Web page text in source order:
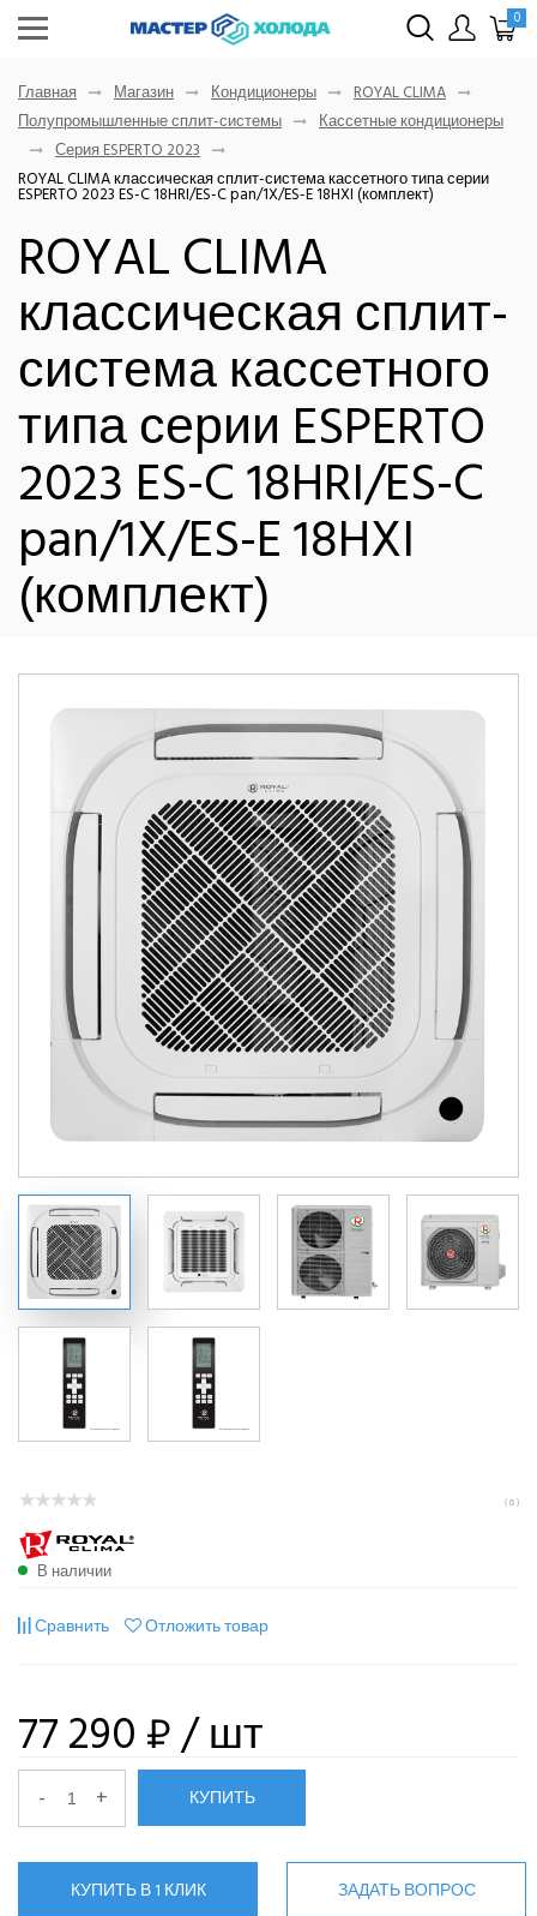
0
Главная Магазин Кондиционеры
ROYAL CLIMA
Полупромышленные сплит-системы
Кассетные кондиционеры
Серия ESPERTO 2023
ROYAL CLIMA классическая сплит-система кассетного типа серии
ESPERTO 2023 ES-C 18HRI/ES-C pan/1X/ES-E 18HXI (комплект)
ROYAL CLIMA
классическая сплит-
система кассетного
типа серии ESPERTO
2023 ES-C 18HRI/ES-C
pan/1X/ES-E 18HXI
(комплект)
( 0 )
В наличии
Сравнить Отложить товар
77 290 ₽/ шт
- + КУПИТЬ
КУПИТЬ В 1 КЛИК ЗАДАТЬ ВОПРОС